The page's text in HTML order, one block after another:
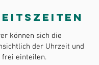
können sich die
der Uhrzeit und
frei einteilen.